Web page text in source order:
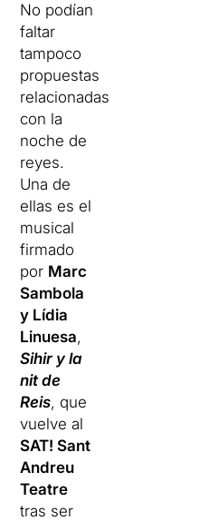
No podían
faltar
tampoco
propuestas
relacionadas
con la
noche de
reyes.
Una de
ellas es el
musical
firmado
por Marc
Sambola
y Lídia
Linuesa,
Sihir y la
nit de
Reis, que
vuelve al
SAT! Sant
Andreu
Teatre
tras ser